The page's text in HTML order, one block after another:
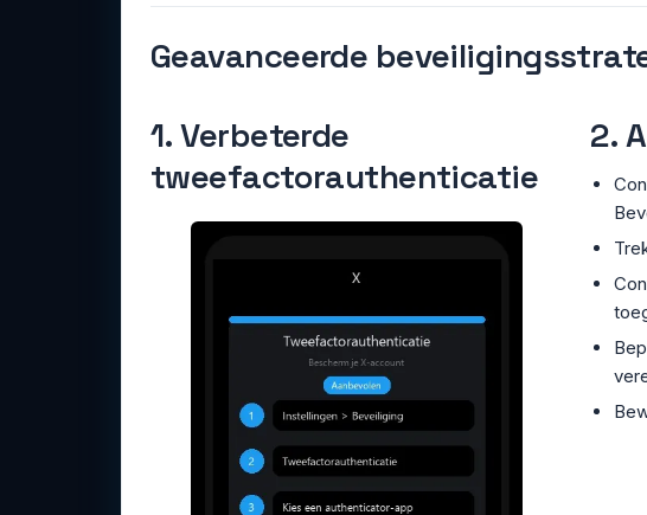
Geavanceerde
1. Verbeterde
tweefactorauthenticatie
2.